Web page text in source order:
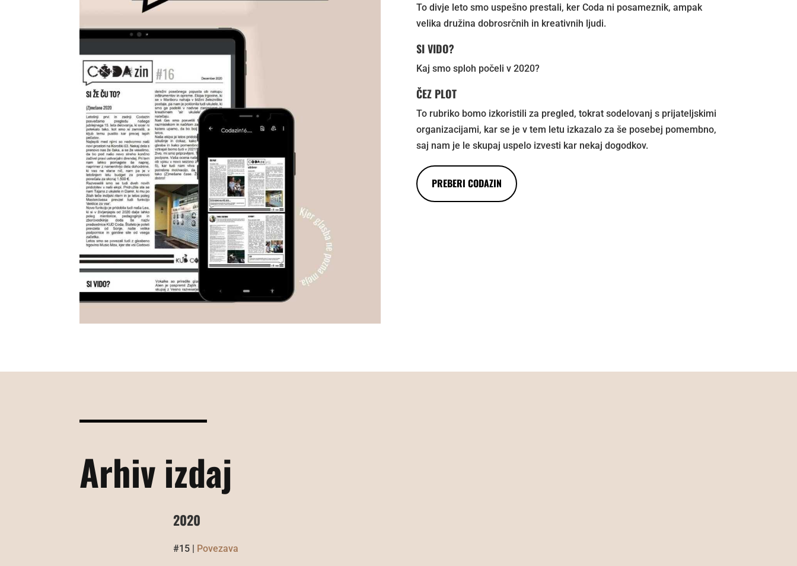
To divje leto smo uspešno prestali, ker Coda ni posameznik, ampak
velika družina dobrosrčnih in kreativnih ljudi.
SI VIDO?
Kaj smo sploh počeli v 2020?
ČEZ PLOT
To rubriko bomo izkoristili za pregled, tokrat sodelovanj s prijateljskimi
organizacijami, kar se je v tem letu izkazalo za še posebej pomembno,
saj nam je le skupaj uspelo izvesti kar nekaj dogodkov.
PREBERI CODAZIN
Arhiv izdaj
2020
#15 | Povezava